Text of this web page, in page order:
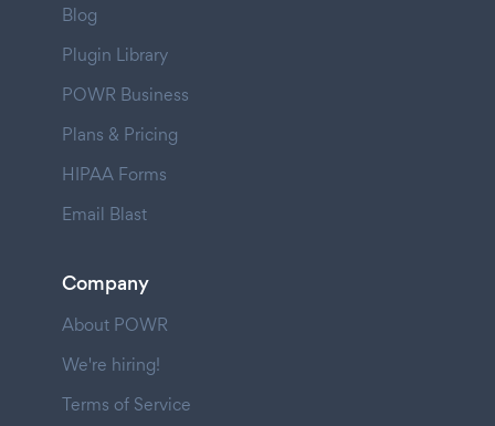
Blog
Plugin Library
POWR Business
Plans & Pricing
HIPAA Forms
Email Blast
Company
About POWR
We're hiring!
Terms of Service